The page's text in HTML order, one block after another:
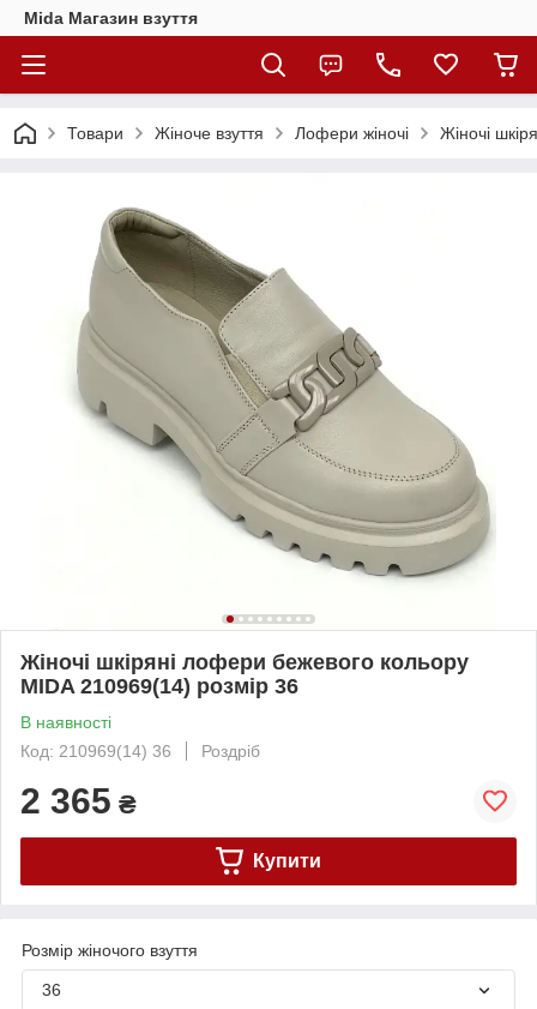
Mida Магазин взуття
Товари Жіноче взуття Лофери жіночі Жіночі
Жіночі шкіряні лофери бежевого кольору
MIDA 210969(14) розмір 36
В наявності
Код: 210969(14) 36
Роздріб
2 365 ₴
Купити
Розмір жіночого взуття
36